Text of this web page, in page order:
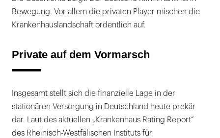
Bewegung. Vor allem die privaten Player mischen die
Krankenhauslandschaft ordentlich auf.
Private auf dem Vormarsch
Insgesamt stellt sich die finanzielle Lage in der
stationären Versorgung in Deutschland heute prekär
dar. Laut des aktuellen „Krankenhaus Rating Report“
des Rheinisch-Westfälischen Instituts für